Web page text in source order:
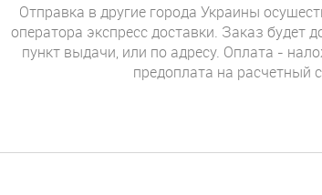
Отправка в другие города Украины
оператора экспресс доставки. Заказ будет
пункт выдачи, или по адресу. Оплата -
предоплата на расчетный